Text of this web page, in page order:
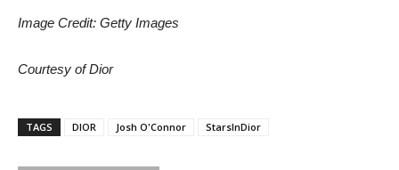
Image Credit: Getty Images
Courtesy of Dior
TAGS DIOR Josh O'Connor StarsInDior